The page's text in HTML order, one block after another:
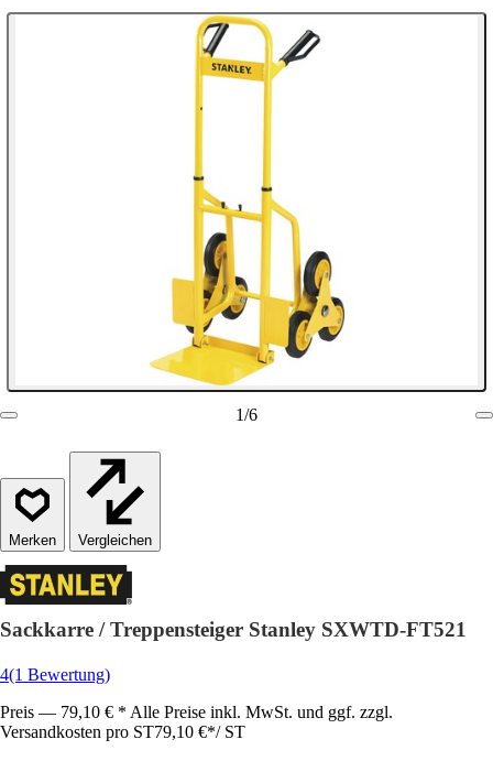
1/6
Vergleichen
Sackkarre / Treppensteiger Stanley SXWTD-FT521
4(1 Bewertung)
Preis — 79,10 € * Alle Preise inkl. MwSt. und ggf. zzgl.
Versandkosten pro ST79,10 €*/ ST